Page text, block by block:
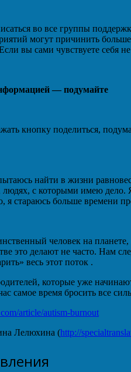
во все группы
могут причинить
вы сами чувствуете
— подумайте
кнопку поделиться,
найти в жизни
людях, с которыми имею
я стараюсь больше времени
человек на
это делают не часто. Нам
весь этот поток .
которые уже
самое время бросить все
article/autism-burnout
Лелюхина (http://